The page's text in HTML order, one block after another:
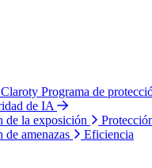
Claroty Programa de
de IA
de la exposición
de amenazas
Eficiencia